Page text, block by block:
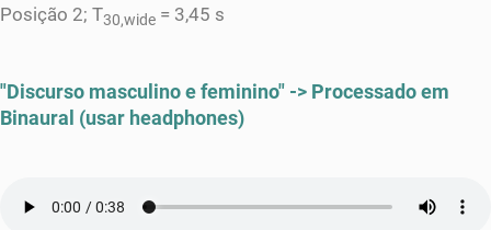
Posição 2; T30,wide = 3,45 s
"Discurso masculino e feminino" -> Processado em
Binaural (usar headphones)